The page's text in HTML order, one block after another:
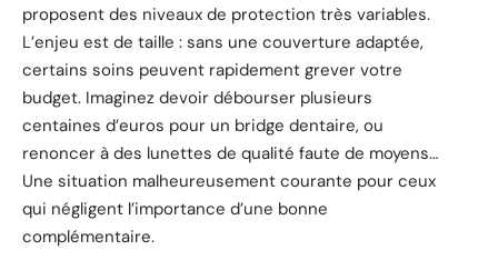
proposent des niveaux de protection très variables.
L’enjeu est de taille : sans une couverture adaptée,
certains soins peuvent rapidement grever votre
budget. Imaginez devoir débourser plusieurs
centaines d’euros pour un bridge dentaire, ou
renoncer à des lunettes de qualité faute de moyens…
Une situation malheureusement courante pour ceux
qui négligent l’importance d’une bonne
complémentaire.